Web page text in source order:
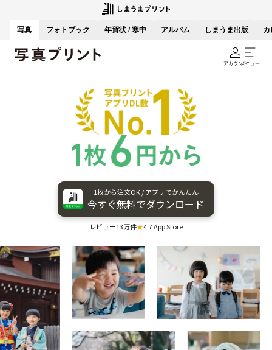
写真 フォトブック 年賀状 / 寒中 アルバム しまうま出版 カ
アカウントメニュー
1枚から​注文OK / アプリで​かんたん
今すぐ​無料で​ダウンロード
レビュー13万件★4.7 App Store